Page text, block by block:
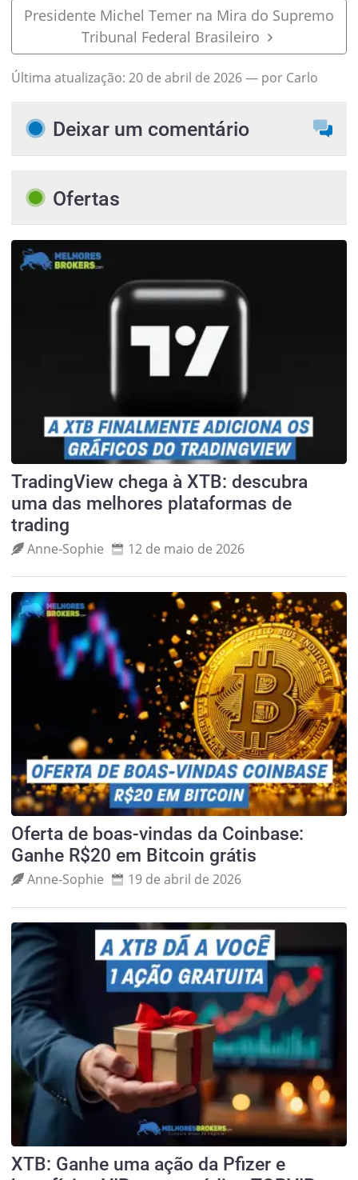
Presidente Michel Temer na Mira do Supremo
Tribunal Federal Brasileiro
Última atualização: 20 de abril de 2026— por Carlo
Deixar um comentário
Ofertas
TradingView chega à XTB: descubra
uma das melhores plataformas de
trading
Anne‑Sophie 12 de maio de 2026
Oferta de boas-vindas da Coinbase:
Ganhe R$20 em Bitcoin grátis
Anne‑Sophie 19 de abril de 2026
XTB: Ganhe uma ação da Pfizer e